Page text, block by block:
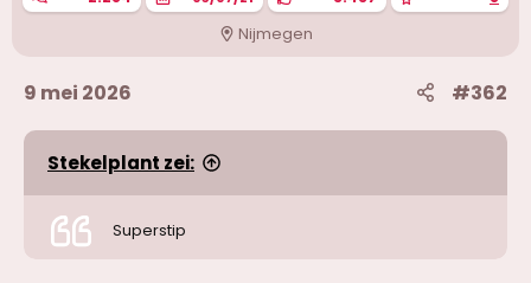
Nijmegen
9 mei 2026 #362
Stekelplant zei:
Superstip